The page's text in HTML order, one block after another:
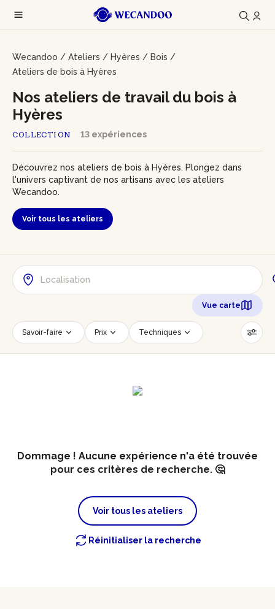
Wecandoo / Ateliers / Hyères / Bois /
Ateliers de bois à Hyères
COLLECTION 13 expériences
Nos ateliers de travail du bois à
Hyères
Découvrez nos ateliers de bois à Hyères. Plongez dans
l'univers captivant de nos artisans avec les ateliers
Wecandoo.
Voir tous les ateliers
Vue carte
Savoir-faire Prix Techniques
Date Créneau horaire
Dommage ! Aucune expérience n'a été trouvée
pour ces critères de recherche. 🤔
Voir tous les ateliers
Réinitialiser la recherche